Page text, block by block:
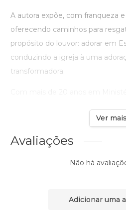
A autora expõe, com franqueza
oferecendo caminhos para
propósito do louvor: adorar em
conduzindo a igreja à uma
transformadora.
Ver mais
Avaliações
Não há
Adicionar uma